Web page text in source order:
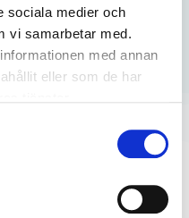
sociala medier och
vi samarbetar med.
med annan
eller som de har
595:-​